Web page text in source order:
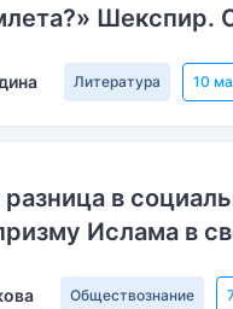
Шекспир.
Литература 10
в
Ислама в
Обществознание